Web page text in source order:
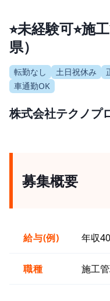
⭐︎未経験可⭐︎施
県）
転勤なし 土日祝休み
車通勤OK
株式会社テクノプ
募集概要
給与(例) 年収
職種 施工